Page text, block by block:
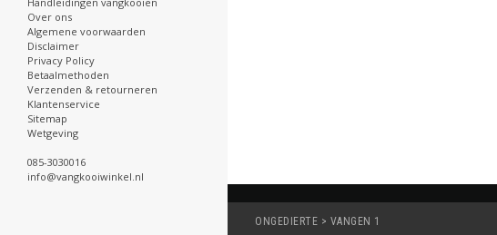
Over ons
Algemene voorwaarden
Disclaimer
Privacy Policy
Betaalmethoden
Verzenden & retourneren
Klantenservice
Sitemap
Wetgeving
085-3030016
info@vangkooiwinkel.nl
ONGEDIERTE > VANGEN 1